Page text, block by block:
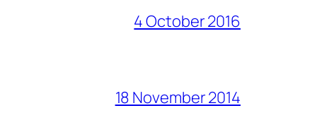
4 October 2016
18 November 2014